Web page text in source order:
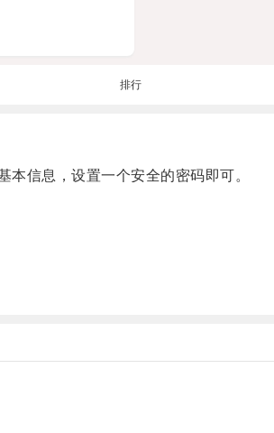
排行
信息，设置一个安全的密码即可。